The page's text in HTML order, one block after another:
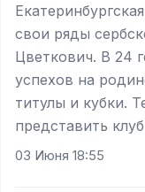
свои ряды
Цветкович. В 24
успехов на
титулы и кубки.
представить
03 Июня 18:55